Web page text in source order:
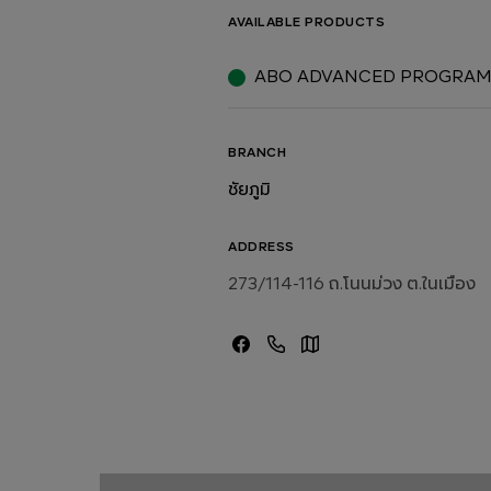
AVAILABLE PRODUCTS
ABO ADVANCED PROGRAM
BRANCH
ชัยภูมิ
ADDRESS
273/114-116 ถ.โนนม่วง ต.ในเมือง